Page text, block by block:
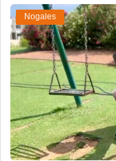
Nogales